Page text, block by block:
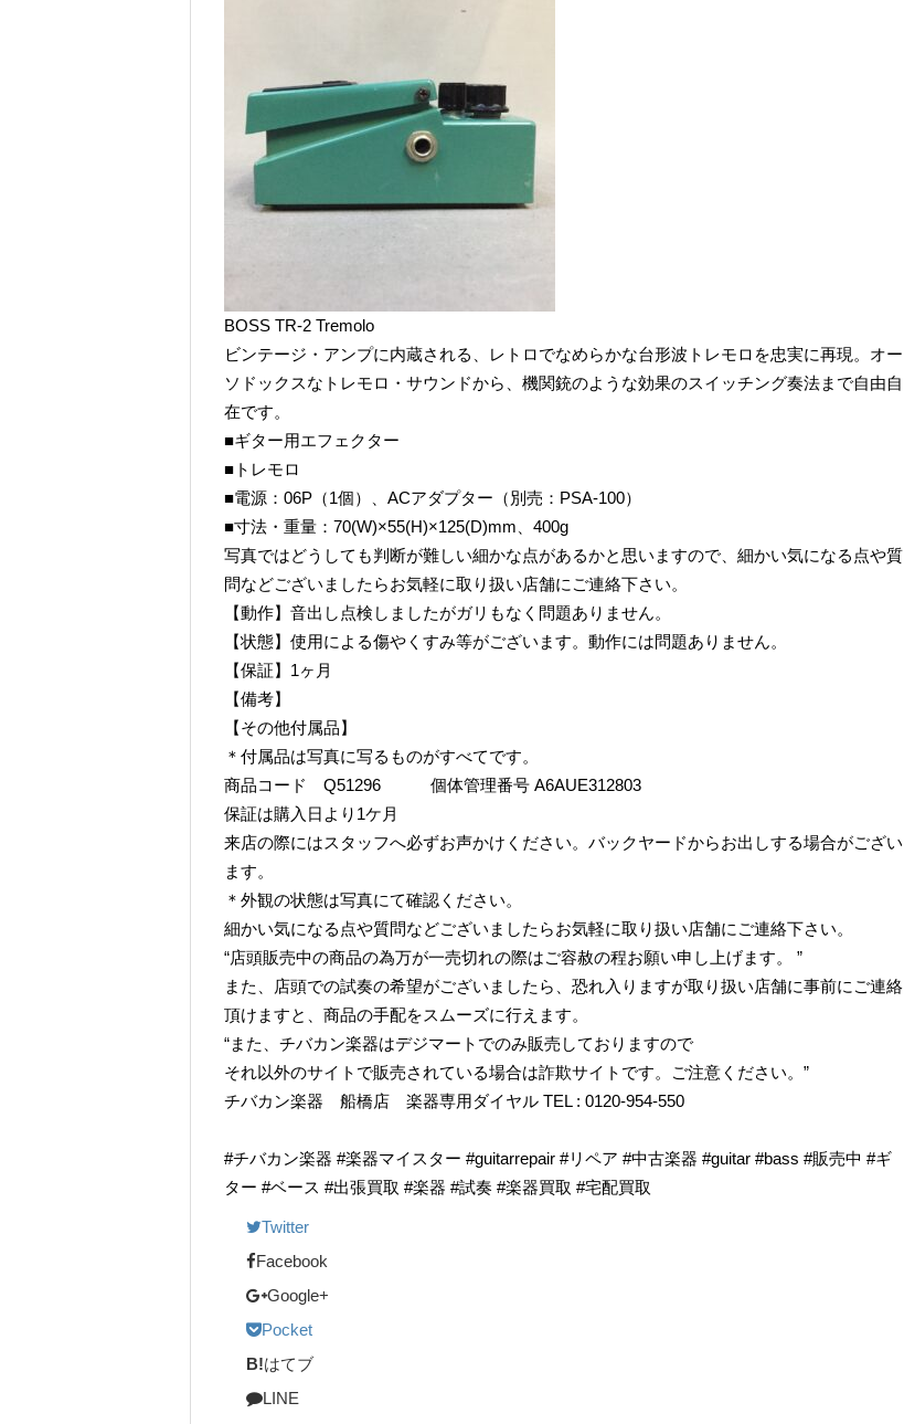
BOSS TR-2 Tremolo
ビンテージ・アンプに内蔵される、レトロでなめらかな台形波トレモロを忠実に再現。オー
ソドックスなトレモロ・サウンドから、機関銃のような効果のスイッチング奏法まで自由自
在です。
■ギター用エフェクター
■トレモロ
■電源：06P（1個）、ACアダプター（別売：PSA-100）
■寸法・重量：70(W)×55(H)×125(D)mm、400g
写真ではどうしても判断が難しい細かな点があるかと思いますので、細かい気になる点や質
問などございましたらお気軽に取り扱い店舗にご連絡下さい。
【動作】音出し点検しましたがガリもなく問題ありません。
【状態】使用による傷やくすみ等がございます。動作には問題ありません。
【保証】1ヶ月
【備考】
【その他付属品】
＊付属品は写真に写るものがすべてです。
商品コード Q51296 個体管理番号 A6AUE312803
保証は購入日より1ケ月
来店の際にはスタッフへ必ずお声かけください。バックヤードからお出しする場合がござい
ます。
＊外観の状態は写真にて確認ください。
細かい気になる点や質問などございましたらお気軽に取り扱い店舗にご連絡下さい。
“店頭販売中の商品の為万が一売切れの際はご容赦の程お願い申し上げます。 ”
また、店頭での試奏の希望がございましたら、恐れ入りますが取り扱い店舗に事前にご連絡
頂けますと、商品の手配をスムーズに行えます。
“また、チバカン楽器はデジマートでのみ販売しておりますので
それ以外のサイトで販売されている場合は詐欺サイトです。ご注意ください。”
チバカン楽器 船橋店 楽器専用ダイヤル TEL : 0120-954-550
#チバカン楽器 #楽器マイスター #guitarrepair #リペア #中古楽器 #guitar #bass #販売中 #ギ
ター #ベース #出張買取 #楽器 #試奏 #楽器買取 #宅配買取
Twitter
Facebook
Google+
Pocket
B!はてブ
LINE